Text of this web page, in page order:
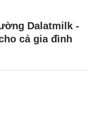
Dalatmilk -
cả gia đình